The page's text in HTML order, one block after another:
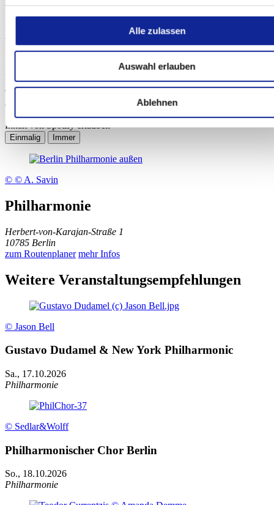
Alle zulassen
Auswahl erlauben
Ablehnen
wiedergegeben. Dabei werden personenbezogene Daten wie z.B.
Ihre IP-Adresse an den Anbieter übermittelt. Der externe Anbieter
kann diese auch dazu verwenden, Ihr Nutzungsverhalten mithilfe
von Cookies oder anderen Tracking-Technologien zu
Marktforschungs- und Marketingzwecken zu analysieren.
Die Übermittlung Ihrer Daten an den externen Anbieter wird so
lange verhindert, bis Sie aktiv auf diesen Hinweis klicken.
Technisch gesehen wird der Inhalt erst nach dem Klick
eingebunden.
Inhalt von Spotify erlauben
© © A. Savin
Philharmonie
Herbert-von-Karajan-Straße 1
10785 Berlin
zum Routenplaner mehr Infos
Weitere Veranstaltungsempfehlungen
© Jason Bell
Gustavo Dudamel & New York Philharmonic
Sa., 17.10.2026
Philharmonie
© Sedlar&Wolff
Philharmonischer Chor Berlin
So., 18.10.2026
Philharmonie